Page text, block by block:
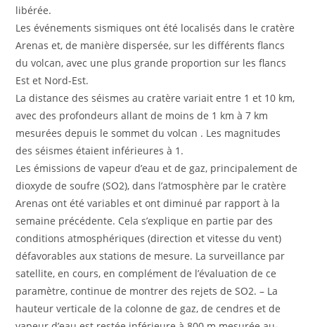
libérée.
Les événements sismiques ont été localisés dans le cratère
Arenas et, de manière dispersée, sur les différents flancs
du volcan, avec une plus grande proportion sur les flancs
Est et Nord-Est.
La distance des séismes au cratère variait entre 1 et 10 km,
avec des profondeurs allant de moins de 1 km à 7 km
mesurées depuis le sommet du volcan . Les magnitudes
des séismes étaient inférieures à 1.
Les émissions de vapeur d’eau et de gaz, principalement de
dioxyde de soufre (SO2), dans l’atmosphère par le cratère
Arenas ont été variables et ont diminué par rapport à la
semaine précédente. Cela s’explique en partie par des
conditions atmosphériques (direction et vitesse du vent)
défavorables aux stations de mesure. La surveillance par
satellite, en cours, en complément de l’évaluation de ce
paramètre, continue de montrer des rejets de SO2. – La
hauteur verticale de la colonne de gaz, de cendres et de